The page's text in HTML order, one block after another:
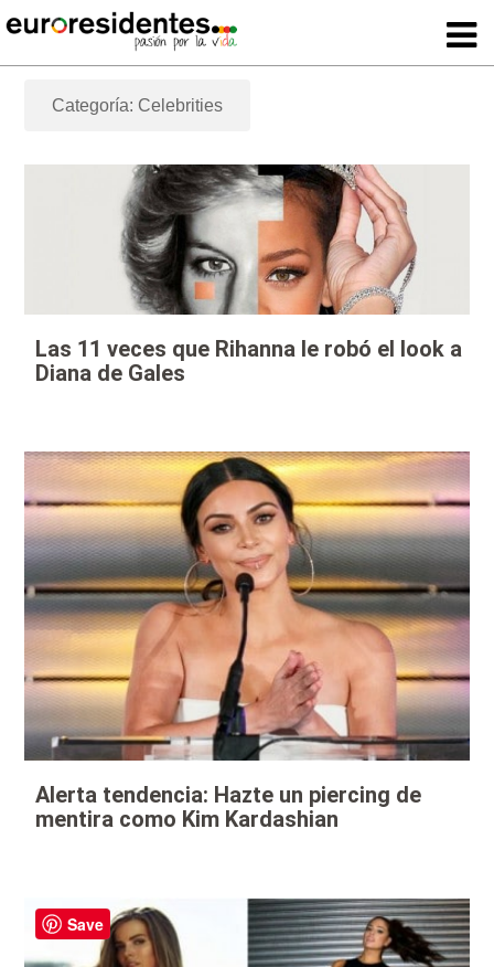
Categoría: Celebrities
Las 11 veces que Rihanna le robó el look a
Diana de Gales
Alerta tendencia: Hazte un piercing de
mentira como Kim Kardashian
Save